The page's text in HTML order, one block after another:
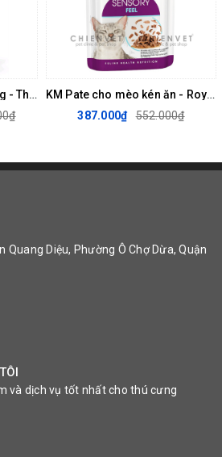
dầu và chất béo, các chiết xuất có nguồn
loại đường khác nhau. Tro thô: 1,2%. Sợi
ẩm: 81%. Protein: 9%.
Royal Canin Fit 32 10+2 kg - Thức ăn cho mèo trưởng thành
KM Pate cho mèo kén ăn - Royal Canin Sensory Feline 85g (hộp 12 gói)
387.000₫
552.000₫
Quang Diệu, Phường Ô Chợ Dừa, Quận
và dịch vụ tốt nhất cho thú cưng